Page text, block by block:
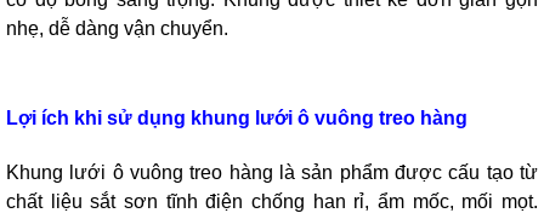
nhẹ, dễ dàng vận chuyển.
Lợi ích khi sử dụng khung lưới ô vuông treo hàng
Khung lưới ô vuông treo hàng là sản phẩm được cấu tạo từ
chất liệu sắt sơn tĩnh điện chống han rỉ, ẩm mốc, mối mọt.